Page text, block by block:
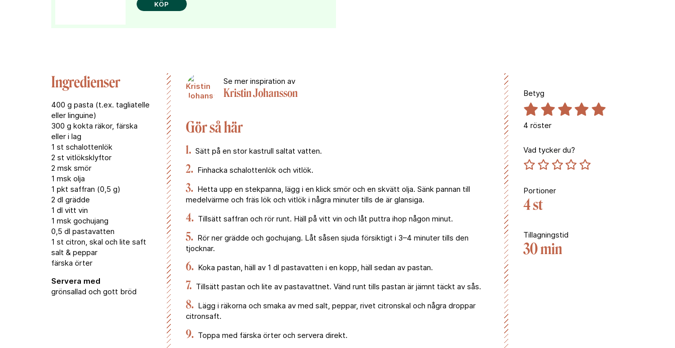
KÖP
Ingredienser
400 g pasta (t.ex. tagliatelle
eller linguine)
300 g kokta räkor, färska
eller i lag
1 st schalottenlök
2 st vitlöksklyftor
2 msk smör
1 msk olja
1 pkt saffran (0,5 g)
2 dl grädde
1 dl vitt vin
1 msk gochujang
0,5 dl pastavatten
1 st citron, skal och lite saft
salt & peppar
färska örter
Servera med
grönsallad och gott bröd
Se mer inspiration av
Kristin Johansson
Gör så här
1. Sätt på en stor kastrull saltat vatten.
2. Finhacka schalottenlök och vitlök.
3. Hetta upp en stekpanna, lägg i en klick smör och en skvätt olja. Sänk pannan till
medelvärme och fräs lök och vitlök i några minuter tills de är glansiga.
4. Tillsätt saffran och rör runt. Häll på vitt vin och låt puttra ihop någon minut.
5. Rör ner grädde och gochujang. Låt såsen sjuda försiktigt i 3–4 minuter tills den
tjocknar.
6. Koka pastan, häll av 1 dl pastavatten i en kopp, häll sedan av pastan.
7. Tillsätt pastan och lite av pastavattnet. Vänd runt tills pastan är jämnt täckt av sås.
8. Lägg i räkorna och smaka av med salt, peppar, rivet citronskal och några droppar
citronsaft.
9. Toppa med färska örter och servera direkt.
Betyg
4 röster
Vad tycker du?
Portioner
4 st
Tillagningstid
30 min